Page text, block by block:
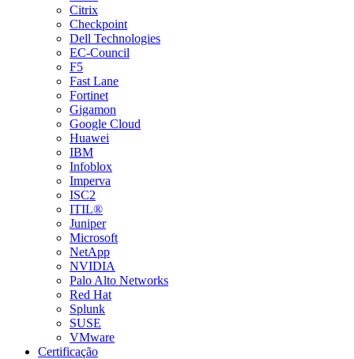
Citrix
Checkpoint
Dell Technologies
EC-Council
F5
Fast Lane
Fortinet
Gigamon
Google Cloud
Huawei
IBM
Infoblox
Imperva
ISC2
ITIL®
Juniper
Microsoft
NetApp
NVIDIA
Palo Alto Networks
Red Hat
Splunk
SUSE
VMware
Certificação